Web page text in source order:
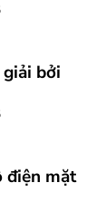
bởi
điện mặt